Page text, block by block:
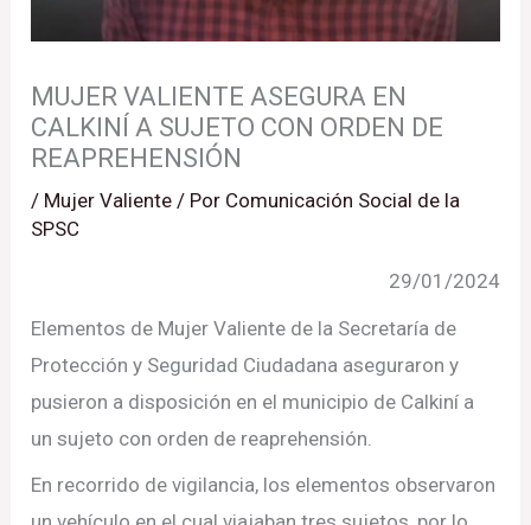
MUJER VALIENTE ASEGURA EN
CALKINÍ A SUJETO CON ORDEN DE
REAPREHENSIÓN
/ Mujer Valiente / Por Comunicación Social de la
SPSC
29/01/2024
Elementos de Mujer Valiente de la Secretaría de
Protección y Seguridad Ciudadana aseguraron y
pusieron a disposición en el municipio de Calkiní a
un sujeto con orden de reaprehensión.
En recorrido de vigilancia, los elementos observaron